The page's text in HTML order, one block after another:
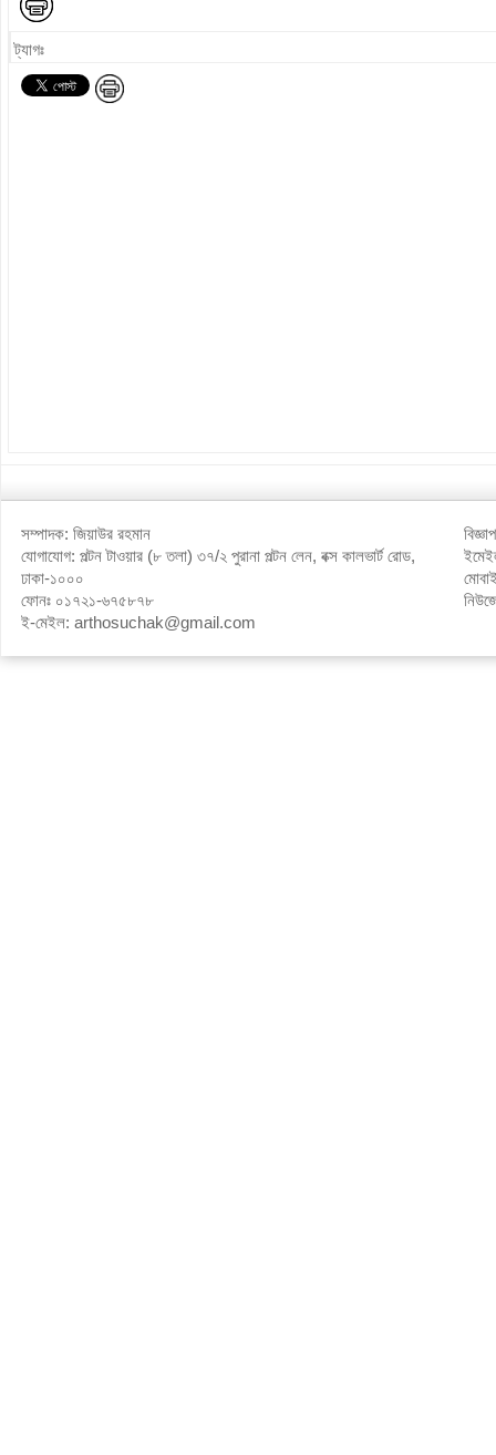
ট্যাগঃ
সম্পাদক: জিয়াউর রহমান
যোগাযোগ: পল্টন টাওয়ার (৮ তলা) ৩৭/২ পুরানা পল্টন লেন, বক্স কালভার্ট রোড,
ঢাকা-১০০০
ফোনঃ ০১৭২১-৬৭৫৮৭৮
ই-মেইল: arthosuchak@gmail.com